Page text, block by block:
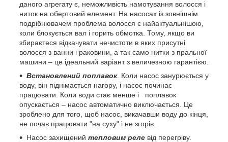
даного агрегату є, неможливість намотування волосся і
ниток на обертовий елемент. На насосах із зовнішнім
подрібнювачем проблема волосся є найактуальнішою,
коли блокується вал і горить обмотка. Тому, якщо ви
збираєтеся відкачувати нечистоти в яких присутні
волосся з ванни і раковини, а так само нитки з пральної
машини – це ідеальний варіант з величезною гарантією.
Встановлений поплавок. Коли насос занурюється у
воду, він піднімається нагору, і насос починає
працювати. Коли води стає менше і поплавок
опускається – насос автоматично виключається. Це
зроблено для того, щоб насос, викачавши воду до кінця,
не почав працювати "на суху" і не згорів.
Насос захищений тепловим реле від перегріву.